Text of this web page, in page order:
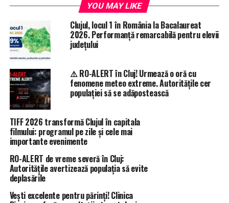
YOU MAY LIKE
Clujul, locul 1 în România la Bacalaureat
2026. Performanță remarcabilă pentru elevii
județului
⚠️ RO-ALERT în Cluj! Urmează o oră cu
fenomene meteo extreme. Autoritățile cer
populației să se adăpostească
TIFF 2026 transformă Clujul în capitala
filmului: programul pe zile și cele mai
importante evenimente
RO-ALERT de vreme severă în Cluj:
Autoritățile avertizează populația să evite
deplasările
Vești excelente pentru părinți! Clinica